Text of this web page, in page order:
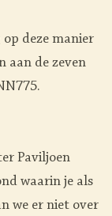
deze manier
aan de zeven
Paviljoen
waarin je als
we er niet over